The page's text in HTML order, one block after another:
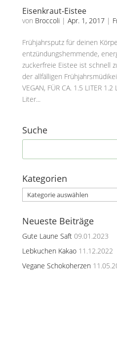
Eisenkraut-Eistee
von Broccoli | Apr. 1, 2017|
Frühjahrsputz für deinen
entzündungshemmende,
zuckerfreie Eistee ist schnell
der allfälligen
VEGAN, FÜR CA. 1.5 LITER
Liter...
Suche
Kategorien
Kategorien
Neueste Beiträge
Gute Laune Saft 09.01.2023
Lebkuchen Kakao 11.12.2022
Vegane Schokoherzen